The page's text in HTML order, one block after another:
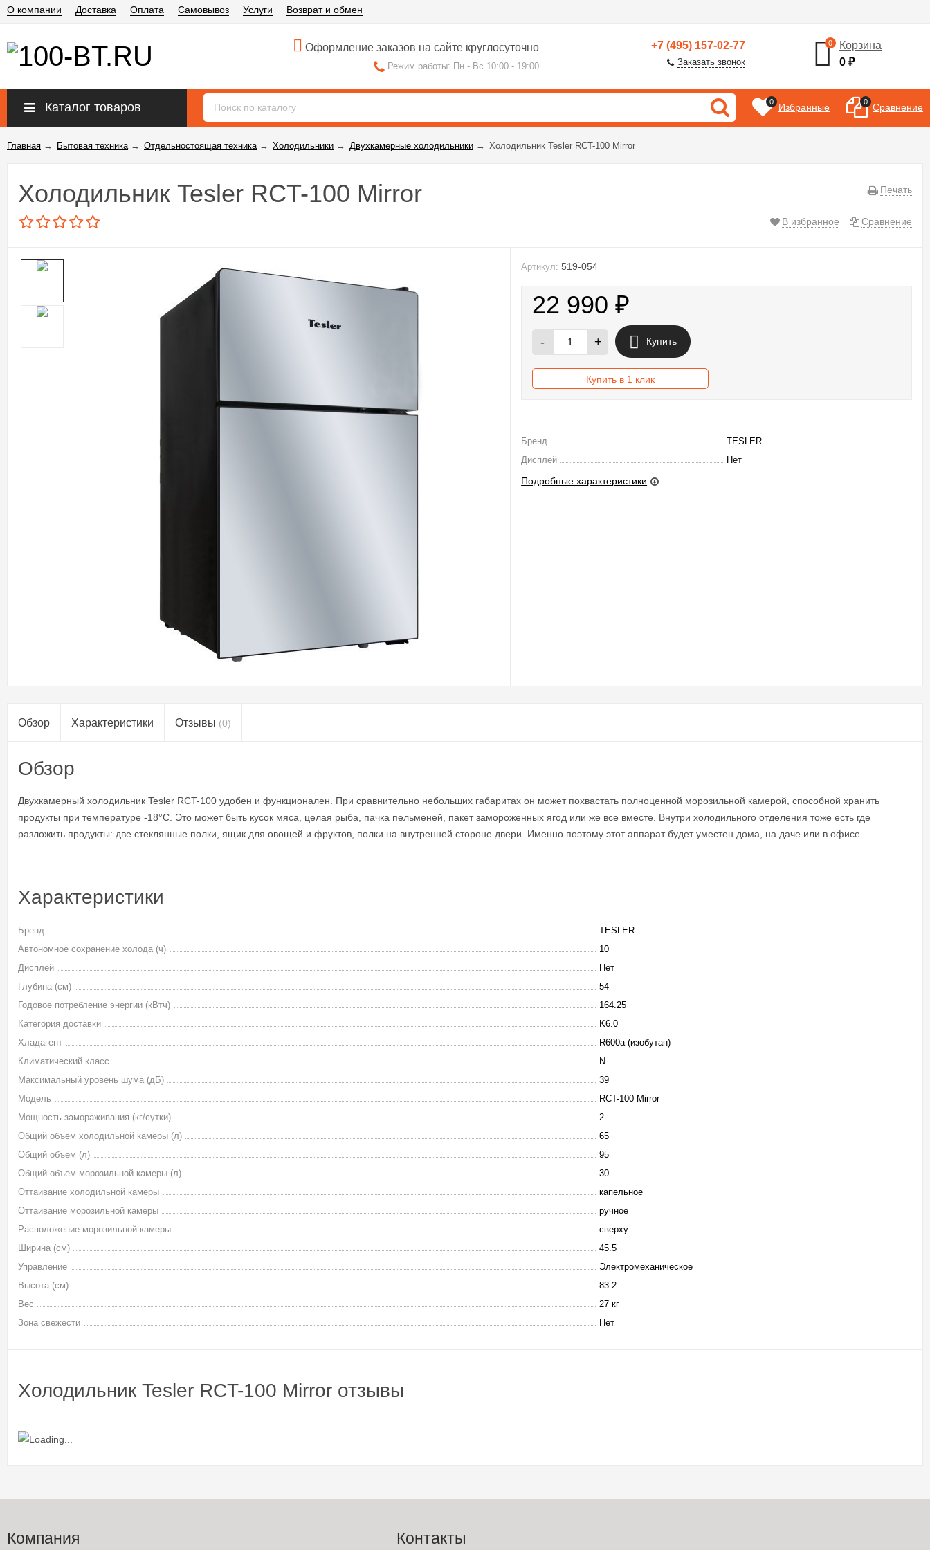
О компании Доставка Оплата Самовывоз Услуги Возврат и обмен
Оформление заказов на сайте круглосуточно
Режим работы: Пн - Вс 10:00 - 19:00
+7 (495) 157-02-77
Заказать звонок
0
Корзина
0₽
Каталог товаров 0 Избранные 0 Сравнение
Главная → Бытовая техника→ Отдельностоящая техника→ Холодильники → Двухкамерные холодильники → Холодильник Tesler RCT-100 Mirror
Печать
Холодильник Tesler RCT-100 Mirror
В избранное Сравнение
Артикул: 519-054
22 990₽
- + Купить
Купить в 1 клик
Бренд
TESLER
Дисплей
Нет
Подробные характеристики
Обзор Характеристики Отзывы (0)
Обзор
Двухкамерный холодильник Tesler RCT-100 удобен и функционален. При сравнительно небольших габаритах он может похвастать полноценной морозильной камерой, способной хранить
продукты при температуре -18°С. Это может быть кусок мяса, целая рыба, пачка пельменей, пакет замороженных ягод или же все вместе. Внутри холодильного отделения тоже есть где
разложить продукты: две стеклянные полки, ящик для овощей и фруктов, полки на внутренней стороне двери. Именно поэтому этот аппарат будет уместен дома, на даче или в офисе.
Характеристики
Бренд
TESLER
Автономное сохранение холода (ч)
10
Дисплей
Нет
Глубина (см)
54
Годовое потребление энергии (кВтч)
164.25
Категория доставки
K6.0
Хладагент
R600a (изобутан)
Климатический класс
N
Максимальный уровень шума (дБ)
39
Модель
RCT-100 Mirror
Мощность замораживания (кг/сутки)
2
Общий объем холодильной камеры (л)
65
Общий объем (л)
95
Общий объем морозильной камеры (л)
30
Оттаивание холодильной камеры
капельное
Оттаивание морозильной камеры
ручное
Расположение морозильной камеры
сверху
Ширина (см)
45.5
Управление
Электромеханическое
Высота (см)
83.2
Вес
27 кг
Зона свежести
Нет
Холодильник Tesler RCT-100 Mirror отзывы
Компания Контакты